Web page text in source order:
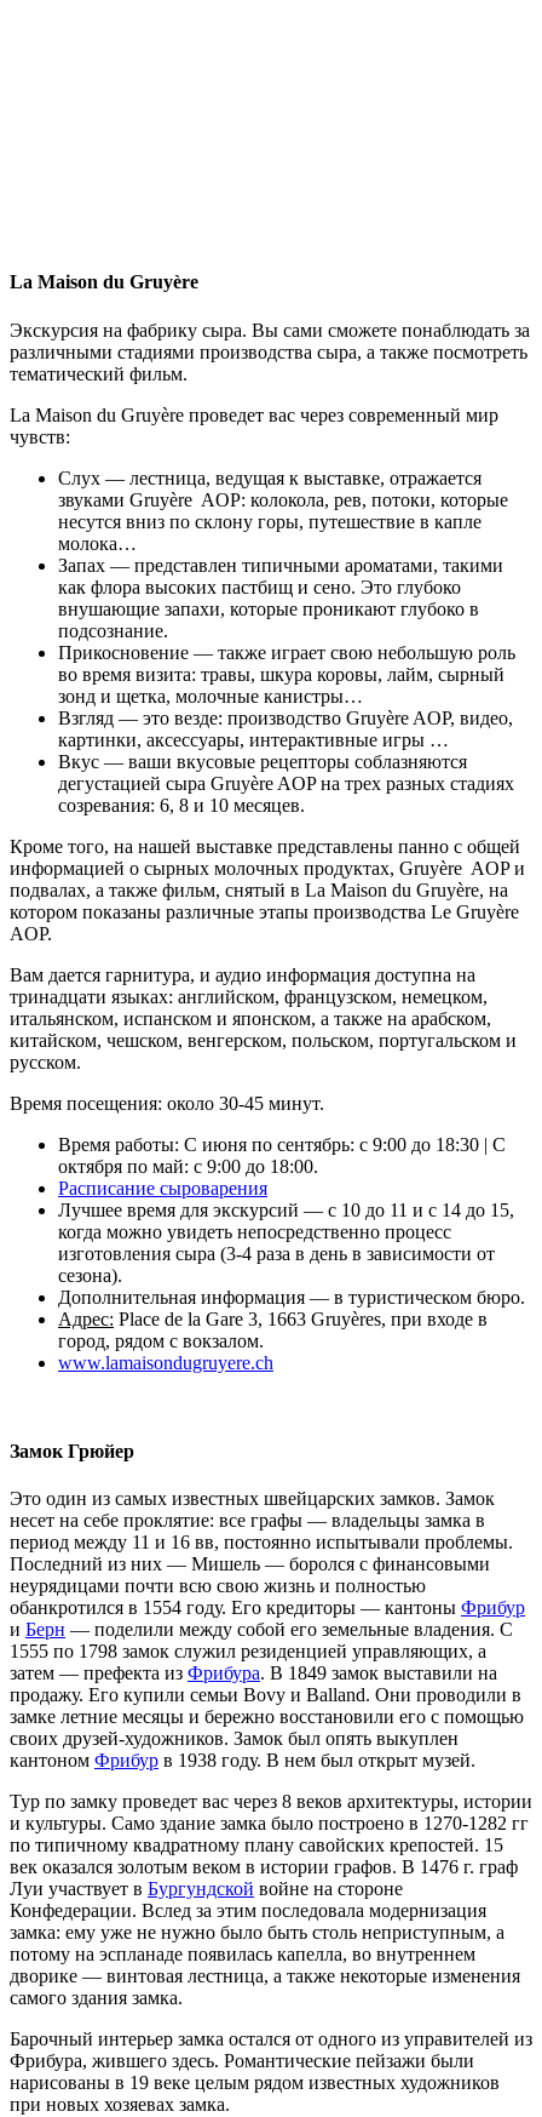
La Maison du Gruyère
Экскурсия на фабрику сыра. Вы сами сможете понаблюдать за
различными стадиями производства сыра, а также посмотреть
тематический фильм.
La Maison du Gruyère проведет вас через современный мир
чувств:
Слух — лестница, ведущая к выставке, отражается
звуками Gruyère AOP: колокола, рев, потоки, которые
несутся вниз по склону горы, путешествие в капле
молока…
Запах — представлен типичными ароматами, такими
как флора высоких пастбищ и сено. Это глубоко
внушающие запахи, которые проникают глубоко в
подсознание.
Прикосновение — также играет свою небольшую роль
во время визита: травы, шкура коровы, лайм, сырный
зонд и щетка, молочные канистры…
Взгляд — это везде: производство Gruyère AOP, видео,
картинки, аксессуары, интерактивные игры …
Вкус — ваши вкусовые рецепторы соблазняются
дегустацией сыра Gruyère AOP на трех разных стадиях
созревания: 6, 8 и 10 месяцев.
Кроме того, на нашей выставке представлены панно с общей
информацией о сырных молочных продуктах, Gruyère AOP и
подвалах, а также фильм, снятый в La Maison du Gruyère, на
котором показаны различные этапы производства Le Gruyère
AOP.
Вам дается гарнитура, и аудио информация доступна на
тринадцати языках: английском, французском, немецком,
итальянском, испанском и японском, а также на арабском,
китайском, чешском, венгерском, польском, португальском и
русском.
Время посещения: около 30-45 минут.
Время работы: С июня по сентябрь: с 9:00 до 18:30 | С
октября по май: с 9:00 до 18:00.
Расписание сыроварения
Лучшее время для экскурсий — с 10 до 11 и с 14 до 15,
когда можно увидеть непосредственно процесс
изготовления сыра (3-4 раза в день в зависимости от
сезона).
Дополнительная информация — в туристическом бюро.
Адрес: Place de la Gare 3, 1663 Gruyères, при входе в
город, рядом с вокзалом.
www.lamaisondugruyere.ch
Замок Грюйер
Это один из самых известных швейцарских замков. Замок
несет на себе проклятие: все графы — владельцы замка в
период между 11 и 16 вв, постоянно испытывали проблемы.
Последний из них — Мишель — боролся с финансовыми
неурядицами почти всю свою жизнь и полностью
обанкротился в 1554 году. Его кредиторы — кантоны Фрибур
и Берн — поделили между собой его земельные владения. С
1555 по 1798 замок служил резиденцией управляющих, а
затем — префекта из Фрибура. В 1849 замок выставили на
продажу. Его купили семьи Bovy и Balland. Они проводили в
замке летние месяцы и бережно восстановили его с помощью
своих друзей-художников. Замок был опять выкуплен
кантоном Фрибур в 1938 году. В нем был открыт музей.
Тур по замку проведет вас через 8 веков архитектуры, истории
и культуры. Само здание замка было построено в 1270-1282 гг
по типичному квадратному плану савойских крепостей. 15
век оказался золотым веком в истории графов. В 1476 г. граф
Луи участвует в Бургундской войне на стороне
Конфедерации. Вслед за этим последовала модернизация
замка: ему уже не нужно было быть столь неприступным, а
потому на эспланаде появилась капелла, во внутреннем
дворике — винтовая лестница, а также некоторые изменения
самого здания замка.
Барочный интерьер замка остался от одного из управителей из
Фрибура, жившего здесь. Романтические пейзажи были
нарисованы в 19 веке целым рядом известных художников
при новых хозяевах замка.